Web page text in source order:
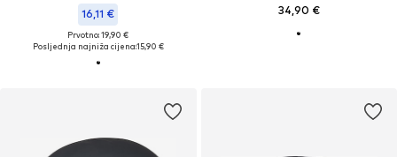
16,11 €
Prvotno: 19,90 €
Posljednja najniža cijena:15,90 €
34,90 €